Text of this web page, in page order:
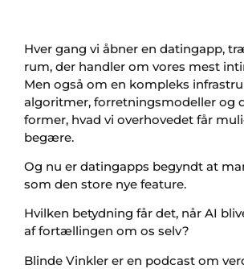
Hver gang vi åbner en datingapp,
rum, der handler om vores mest
Men også om en kompleks
algoritmer, forretningsmodeller og
former, hvad vi overhovedet får
begære.
Og nu er datingapps begyndt at
som den store nye feature.
Hvilken betydning får det, når AI
af fortællingen om os selv?
Blinde Vinkler er en podcast om